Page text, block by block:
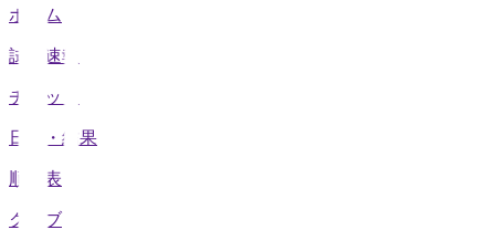
ホーム
試合速報
チケット
日程・結果
順位表
クラブ